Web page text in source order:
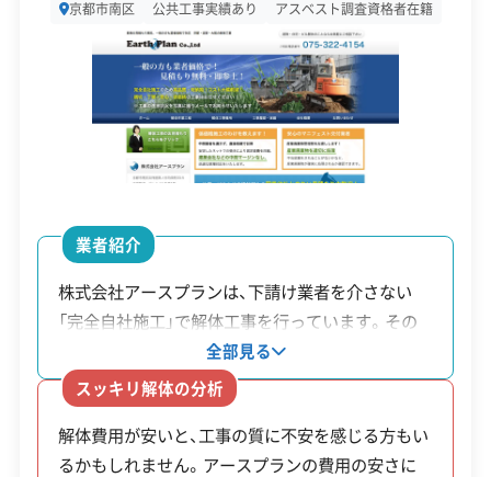
り、解体工事の適正価格も変わって
きます。ご自身のケースで正確な費
用を知るためには、こうした地域特
性を熟知した専門家への相談が不
可欠です。
お住まいの区のページでご確認く
ださい。
顧客対
ビス
自社ホームページ
無料見積もり
建設リサイクル届
近隣挨拶
土対応
町23
設立日 2018年
1,000万円
075-285-2932
営業日
対応エリア
京都府、大阪府、滋賀県、兵庫県、
奈良県、和歌山県、三重県
建物構造 木造 鉄骨造 RC造 内装解体
対応業務
産業廃棄物収集運搬業
京都市南区 公共工事実績あり アスベスト調査資格者在籍
業者紹介
株式会社アースプランは、下請け業者を介さない
「完全自社施工」で解体工事を行っています。その
ため、工事費に中間マージンが含まれません。同社
のウェブサイトには「必ず一番安い金額を提示す
る」と記載されており、費用を抑えたい場合に相談
しやすいでしょう。また、これまで手掛けた200件
以上の工事実績がウェブサイトで公開されていま
全部見る
スッキリ解体の分析
解体費用が安いと、工事の質に不安を感じる方もい
るかもしれません。アースプランの費用の安さに